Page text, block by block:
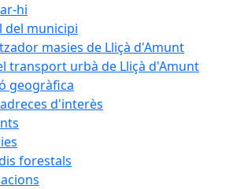
hi
del municipi
masies de Lliçà d'Amunt
transport urbà de Lliçà d'Amunt
geogràfica
d'interès
forestals